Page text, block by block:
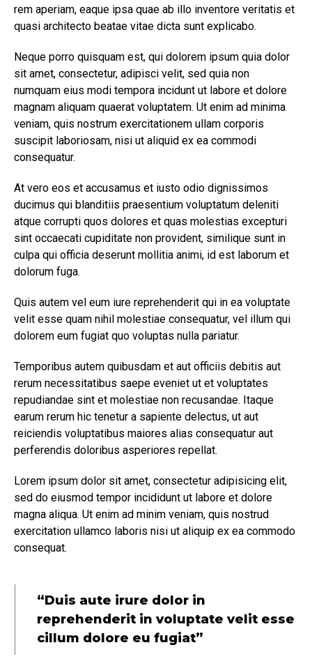
rem aperiam, eaque ipsa quae ab illo inventore veritatis et
quasi architecto beatae vitae dicta sunt explicabo.
Neque porro quisquam est, qui dolorem ipsum quia dolor
sit amet, consectetur, adipisci velit, sed quia non
numquam eius modi tempora incidunt ut labore et dolore
magnam aliquam quaerat voluptatem. Ut enim ad minima
veniam, quis nostrum exercitationem ullam corporis
suscipit laboriosam, nisi ut aliquid ex ea commodi
consequatur.
At vero eos et accusamus et iusto odio dignissimos
ducimus qui blanditiis praesentium voluptatum deleniti
atque corrupti quos dolores et quas molestias excepturi
sint occaecati cupiditate non provident, similique sunt in
culpa qui officia deserunt mollitia animi, id est laborum et
dolorum fuga.
Quis autem vel eum iure reprehenderit qui in ea voluptate
velit esse quam nihil molestiae consequatur, vel illum qui
dolorem eum fugiat quo voluptas nulla pariatur.
Temporibus autem quibusdam et aut officiis debitis aut
rerum necessitatibus saepe eveniet ut et voluptates
repudiandae sint et molestiae non recusandae. Itaque
earum rerum hic tenetur a sapiente delectus, ut aut
reiciendis voluptatibus maiores alias consequatur aut
perferendis doloribus asperiores repellat.
Lorem ipsum dolor sit amet, consectetur adipisicing elit,
sed do eiusmod tempor incididunt ut labore et dolore
magna aliqua. Ut enim ad minim veniam, quis nostrud
exercitation ullamco laboris nisi ut aliquip ex ea commodo
consequat.
“Duis aute irure dolor in
reprehenderit in voluptate velit esse
cillum dolore eu fugiat”